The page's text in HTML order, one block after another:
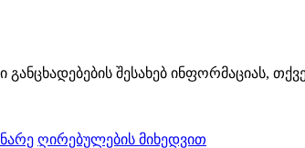
შესახებ ინფორმაციას,
ღირებულების მიხედვით